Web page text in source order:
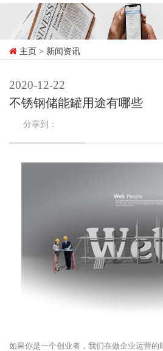
主页 > 新闻资讯
2020-12-22
不锈钢储能罐用途有哪些
分享到：
如果你是一个创业者，我们在做企业运营